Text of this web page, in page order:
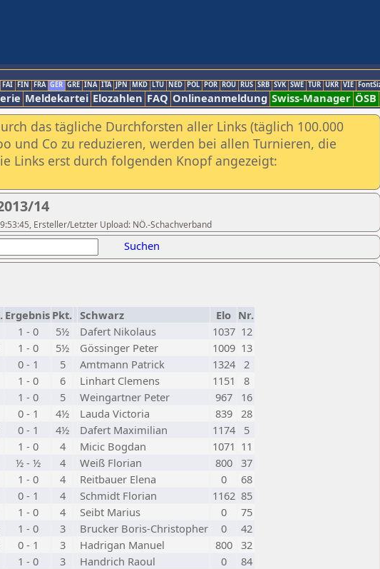
FAI FIN FRA GER GRE INA ITA JPN MKD LTU NED POL POR ROU RUS SRB SVK SWE TUR UKR VIE
Meldekartei Elozahlen FAQ Onlineanmeldung Swiss-Manager ÖSB
das tägliche Durchforsten aller Links (täglich 100.000
und Co zu reduzieren, werden bei allen Turnieren, die
Links erst durch folgenden Knopf angezeigt:
14
Ersteller/Letzter Upload: NÖ.-Schachverband
Suchen
Ergebnis Pkt. Schwarz Elo Nr.
1 - 0 5½ Dafert Nikolaus 1037 12
1 - 0 5½ Gössinger Peter 1009 13
0 - 1 5 Amtmann Patrick 1324 2
1 - 0 6 Linhart Clemens 1151
8
1 - 0 5 Weingartner Peter 967
16
0 - 1 4½ Lauda Victoria 839 28
0 - 1 4½ Dafert Maximilian 1174
5
1 - 0 4 Micic Bogdan 1071 11
½ - ½ 4 Weiß Florian 800 37
1 - 0 4 Reitbauer Elena 0
68
0 - 1 4 Schmidt Florian 1162 85
1 - 0 4 Seibt Marius 0
75
1 - 0 3 Brucker Boris-Christopher 0
42
0 - 1 3 Hadrigan Manuel 800 32
1 - 0 3 Handrich Raoul 0
84